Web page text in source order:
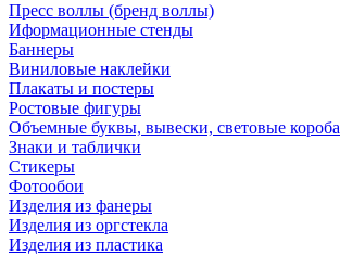
Пресс воллы (бренд воллы)
Иформационные стенды
Баннеры
Виниловые наклейки
Плакаты и постеры
Ростовые фигуры
Объемные буквы, вывески, световые короба
Знаки и таблички
Стикеры
Фотообои
Изделия из фанеры
Изделия из оргстекла
Изделия из пластика